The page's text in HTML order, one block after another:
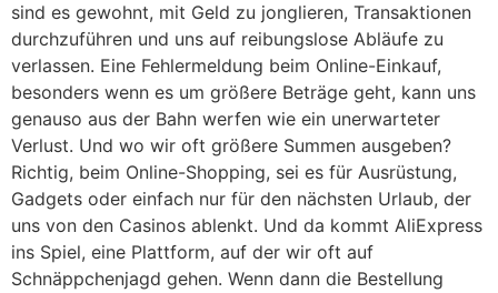
sind es gewohnt, mit Geld zu jonglieren, Transaktionen
durchzuführen und uns auf reibungslose Abläufe zu
verlassen. Eine Fehlermeldung beim Online-Einkauf,
besonders wenn es um größere Beträge geht, kann uns
genauso aus der Bahn werfen wie ein unerwarteter
Verlust. Und wo wir oft größere Summen ausgeben?
Richtig, beim Online-Shopping, sei es für Ausrüstung,
Gadgets oder einfach nur für den nächsten Urlaub, der
uns von den Casinos ablenkt. Und da kommt AliExpress
ins Spiel, eine Plattform, auf der wir oft auf
Schnäppchenjagd gehen. Wenn dann die Bestellung